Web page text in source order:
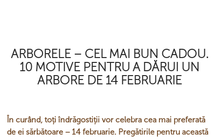
ARBORELE – CEL MAI BUN CADOU.
10 MOTIVE PENTRU A DĂRUI UN
ARBORE DE 14 FEBRUARIE
În curând, toți îndrăgostiții vor celebra cea mai preferată
de ei sărbătoare – 14 februarie. Pregătirile pentru această